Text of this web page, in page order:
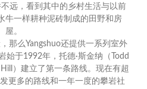
远，看到其中的乡村生活与以前
牛一样耕种泥砖制成的田野和房
屋。
那么Yangshuo还提供一系列室外
始于1992年，托德·斯金纳（Todd
）建立了第一条路线。现在有超
更多的路线和一年一度的攀岩社